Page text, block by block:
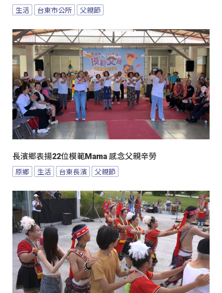
生活 台東市公所 父親節
長濱鄉表揚22位模範Mama 感念父親辛勞
原鄉 生活 台東長濱 父親節